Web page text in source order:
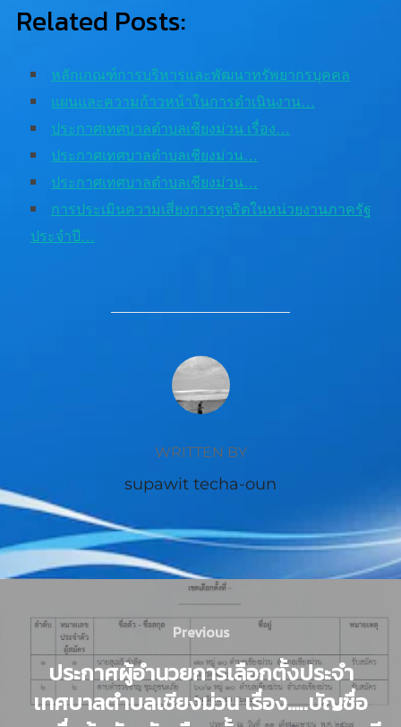
Related Posts:
หลักเกณฑ์การบริหารและพัฒนาทรัพยากรบุคคล
แผนและความก้าวหน้าในการดำเนินงาน…
ประกาศเทศบาลตำบลเชียงม่วน เรื่อง…
ประกาศเทศบาลตำบลเชียงม่วน…
ประกาศเทศบาลตำบลเชียงม่วน…
การประเมินความเสี่ยงการทุจริตในหน่วยงานภาครัฐ
ประจำปี…
POST AUTHOR
WRITTEN BY
supawit techa-oun
Previous
ประกาศผู้อำนวยการเลือกตั้งประจำ
เทศบาลตำบลเชียงม่วน เรื่อง…..บัญชื่อ